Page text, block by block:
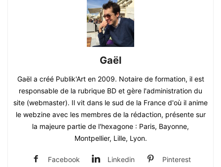
Gaël
Gaël a créé Publik'Art en 2009. Notaire de formation, il est
responsable de la rubrique BD et gère l'administration du
site (webmaster). Il vit dans le sud de la France d'où il anime
le webzine avec les membres de la rédaction, présente sur
la majeure partie de l'hexagone : Paris, Bayonne,
Montpellier, Lille, Lyon.
Facebook Linkedin Pinterest